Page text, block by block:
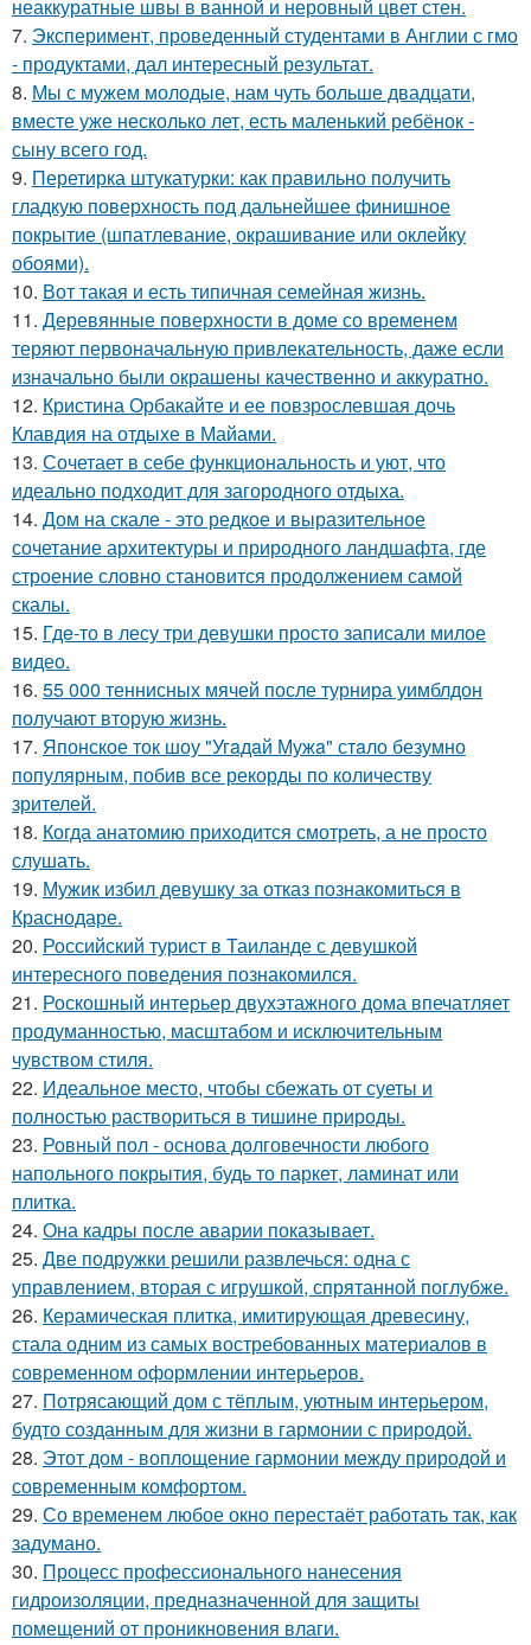
неаккуратные швы в ванной и неровный цвет стен.
7. Эксперимент, проведенный студентами в Англии с гмо
- продуктами, дал интересный результат.
8. Мы с мужем молодые, нам чуть больше двадцати,
вместе уже несколько лет, есть маленький ребёнок -
сыну всего год.
9. Перетирка штукатурки: как правильно получить
гладкую поверхность под дальнейшее финишное
покрытие (шпатлевание, окрашивание или оклейку
обоями).
10. Вот такая и есть типичная семейная жизнь.
11. Деревянные поверхности в доме со временем
теряют первоначальную привлекательность, даже если
изначально были окрашены качественно и аккуратно.
12. Кристина Орбакайте и ее повзрослевшая дочь
Клавдия на отдыхе в Майами.
13. Сочетает в себе функциональность и уют, что
идеально подходит для загородного отдыха.
14. Дом на скале - это редкое и выразительное
сочетание архитектуры и природного ландшафта, где
строение словно становится продолжением самой
скалы.
15. Гдe-то в лесу три девушки просто записали милое
видео.
16. 55 000 теннисных мячей после турнира уимблдон
получают вторую жизнь.
17. Японское ток шоу "Угaдaй Мужa" стaло безумно
популярным, побив все рекорды по количеству
зрителей.
18. Когда анатомию приходится смотреть, а не просто
слушать.
19. Мужик избил девушку за отказ познакомиться в
Краснодаре.
20. Российский турист в Таиланде с девушкой
интересного поведения познакомился.
21. Роскошный интерьер двухэтажного дома впечатляет
продуманностью, масштабом и исключительным
чувством стиля.
22. Идеальное место, чтобы сбежать от суеты и
полностью раствориться в тишине природы.
23. Ровный пол - основа долговечности любого
напольного покрытия, будь то паркет, ламинат или
плитка.
24. Она кадры после аварии показывает.
25. Две подружки решили развлечься: одна с
управлением, вторая с игрушкой, спрятанной поглубже.
26. Керамическая плитка, имитирующая древесину,
стала одним из самых востребованных материалов в
современном оформлении интерьеров.
27. Потрясающий дом с тёплым, уютным интерьером,
будто созданным для жизни в гармонии с природой.
28. Этот дом - воплощение гармонии между природой и
современным комфортом.
29. Со временем любое окно перестаёт работать так, как
задумано.
30. Процесс профессионального нанесения
гидроизоляции, предназначенной для защиты
помещений от проникновения влаги.